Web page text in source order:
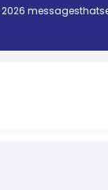
2026